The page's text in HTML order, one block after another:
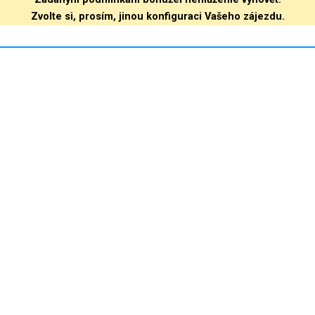
Zvolte si, prosím, jinou konfiguraci Vašeho zájezdu.